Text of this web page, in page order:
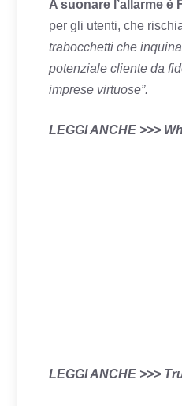
A suonare l’allarme è
per gli utenti, che
trabocchetti che
potenziale cliente da
imprese virtuose”.
LEGGI ANCHE >>>
LEGGI ANCHE >>>